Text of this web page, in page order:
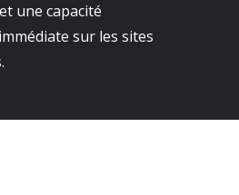
une capacité
sur les sites